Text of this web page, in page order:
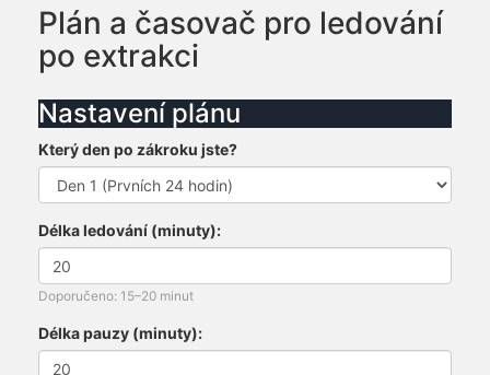
Plán a časovač pro ledování
po extrakci
Nastavení plánu
Který den po zákroku jste?
Délka ledování (minuty):
Doporučeno: 15–20 minut
Délka pauzy (minuty):